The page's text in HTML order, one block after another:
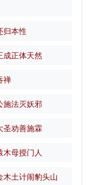
本性
正体天然
禅
法灭妖邪
劝善施霖
母授门人
土计闹豹头山